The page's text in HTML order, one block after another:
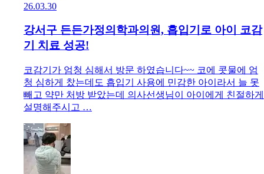
26.03.30
강서구 든든가정의학과의원, 흡입기로 아이 코감
기 치료 성공!
코감기가 엄청 심해서 방문 하였습니다~~ 코에 콧물에 엄
청 심하게 찼는데도 흡입기 사용에 민감한 아이라서 늘 못
빼고 약만 처방 받았는데 의사선생님이 아이에게 친절하게
설명해주시고 …